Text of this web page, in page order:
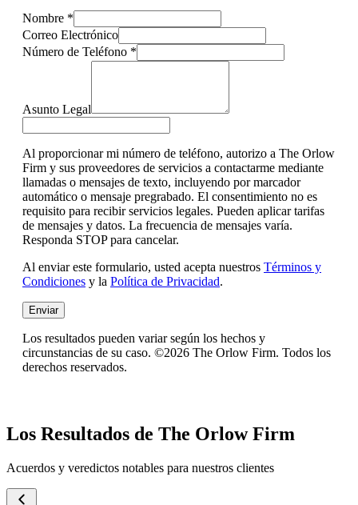
Nombre *
Correo Electrónico
Número de Teléfono *
Asunto Legal
Al proporcionar mi número de teléfono, autorizo a The Orlow
Firm y sus proveedores de servicios a contactarme mediante
llamadas o mensajes de texto, incluyendo por marcador
automático o mensaje pregrabado. El consentimiento no es
requisito para recibir servicios legales. Pueden aplicar tarifas
de mensajes y datos. La frecuencia de mensajes varía.
Responda STOP para cancelar.
Al enviar este formulario, usted acepta nuestros Términos y
Condiciones y la Política de Privacidad.
Enviar
Los resultados pueden variar según los hechos y
circunstancias de su caso. ©2026 The Orlow Firm. Todos los
derechos reservados.
Los Resultados de The Orlow Firm
Acuerdos y veredictos notables para nuestros clientes